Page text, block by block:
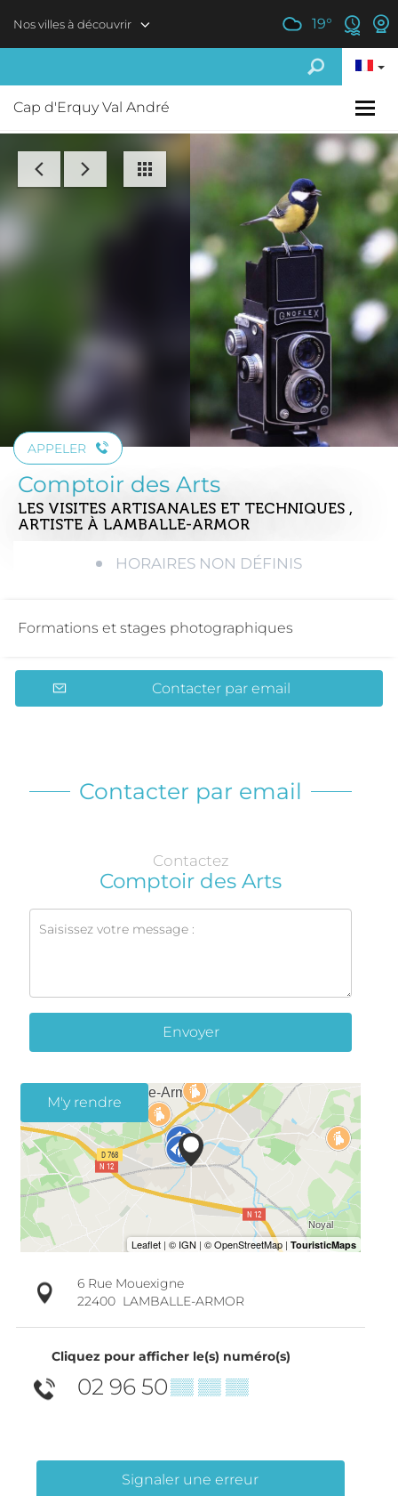
Nos villes à découvrir 19°
Cap d'Erquy Val André
APPELER
Comptoir des Arts
LES VISITES ARTISANALES ET TECHNIQUES ,
ARTISTE À LAMBALLE-ARMOR
HORAIRES NON DÉFINIS
Formations et stages photographiques
Contacter par email
Contacter par email
Contactez
Comptoir des Arts
Envoyer
M'y rendre
6 Rue Mouexigne
22400 LAMBALLE-ARMOR
Cliquez pour afficher le(s) numéro(s)
02 96 50▒▒ ▒▒ ▒▒
Signaler une erreur